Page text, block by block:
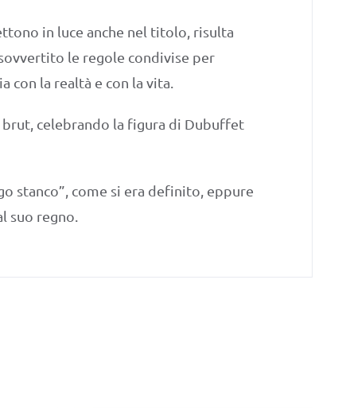
in luce anche nel titolo, risulta
le regole condivise per
con la realtà e con la vita.
celebrando la figura di Dubuffet
stanco”, come si era definito, eppure
suo regno.